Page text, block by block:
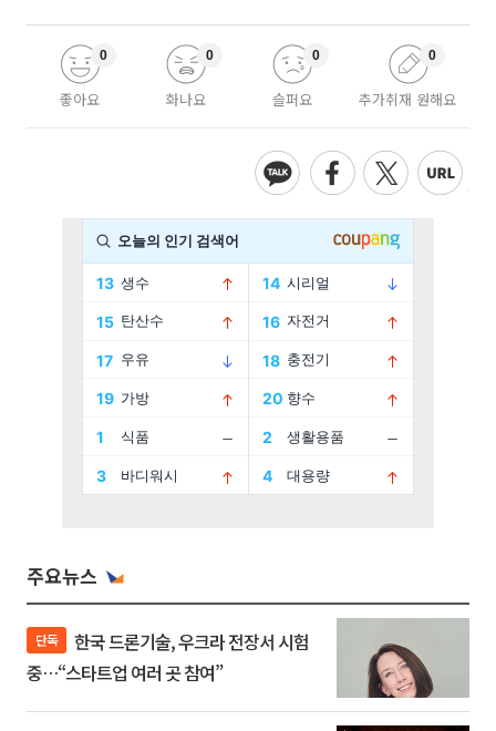
좋아요
0
화나요
0
슬퍼요
0
추가취재 원해요
0
주요뉴스
단독
중…“스타트업 여러 곳 참여”